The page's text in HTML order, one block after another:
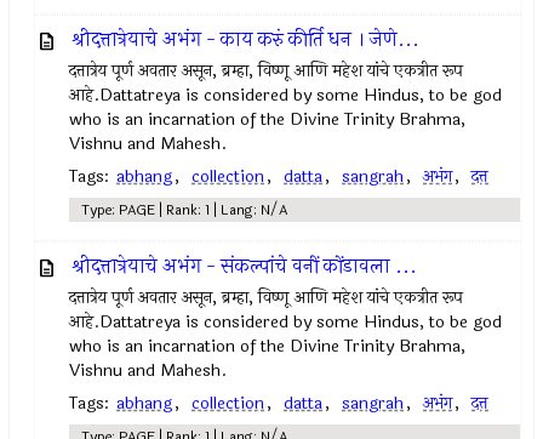
श्रीदत्तात्रेयाचे अभंग - काय करुं कीर्ति धन । जेणे...
दत्तात्रेय पूर्ण अवतार असून, ब्रम्हा, विष्णू आणि महेश यांचे एकत्रीत रूप
आहे.Dattatreya is considered by some Hindus, to be god
who is an incarnation of the Divine Trinity Brahma,
Vishnu and Mahesh.
Tags: abhang, collection, datta, sangrah, अभंग, दत्त
Type: PAGE | Rank: 1 | Lang: N/A
श्रीदत्तात्रेयाचे अभंग - संकल्पांचे वनीं कोंडावला ...
दत्तात्रेय पूर्ण अवतार असून, ब्रम्हा, विष्णू आणि महेश यांचे एकत्रीत रूप
आहे.Dattatreya is considered by some Hindus, to be god
who is an incarnation of the Divine Trinity Brahma,
Vishnu and Mahesh.
Tags: abhang, collection, datta, sangrah, अभंग, दत्त